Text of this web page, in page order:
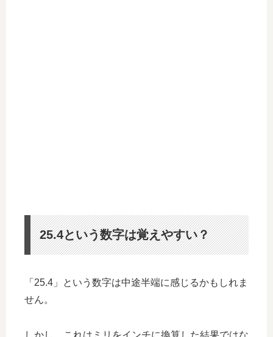
25.4という数字は覚えやすい？
「25.4」という数字は中途半端に感じるかもしれま
せん。
しかし、これはミリをインチに換算した結果ではな